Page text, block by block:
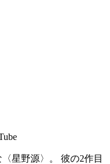
星野源〉。 彼の2作目